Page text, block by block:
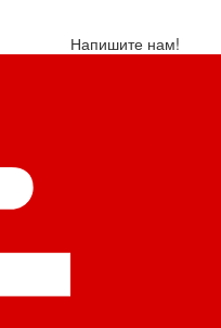
Напишите нам!